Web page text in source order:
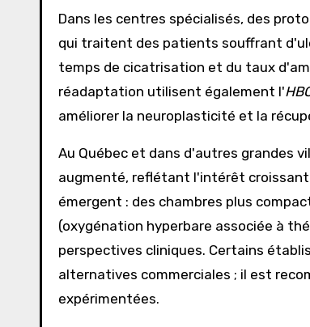
Dans les centres spécialisés, des
qui traitent des patients souffrant
temps de cicatrisation et du taux
réadaptation utilisent également l'
améliorer la neuroplasticité et la
Au Québec et dans d'autres grandes
augmenté, reflétant l'intérêt croissant
émergent : des chambres plus
(oxygénation hyperbare associée à
perspectives cliniques. Certains
alternatives commerciales ; il est
expérimentées.